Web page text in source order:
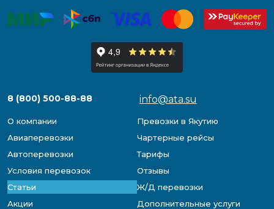
8 (800) 500-88-88 info@ata.su
О компании
Превозки в Якутию
Авиаперевозки
Чартерные рейсы
Автоперевозки
Тарифы
Условия перевозок
Отзывы
Статьи
Ж/Д перевозки
Акции
Дополнительные услуги